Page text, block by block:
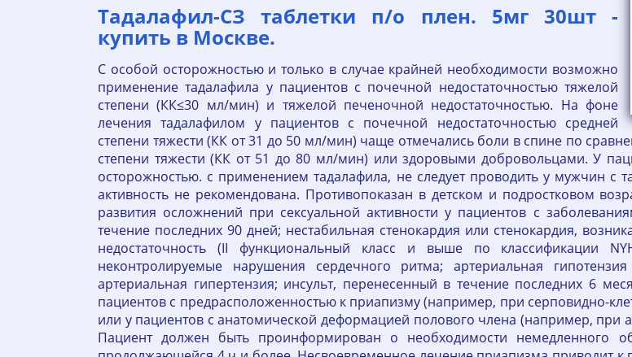
Тадалафил-СЗ таблетки п/о плен. 5мг 30шт -
купить в Москве.
С особой осторожностью и только в случае крайней необходимости возможно
применение тадалафила у пациентов с почечной недостаточностью тяжелой
степени (КК≤30 мл/мин) и тяжелой печеночной недостаточностью. На фоне
лечения тадалафилом у пациентов с почечной недостаточностью средней
степени тяжести (КК от 31 до 50 мл/мин) чаще отмечались боли в спине по
степени тяжести (КК от 51 до 80 мл/мин) или здоровыми добровольцами. У
осторожностью. с применением тадалафила, не следует проводить у мужчин с
активность не рекомендована. Противопоказан в детском и подростковом
развития осложнений при сексуальной активности у пациентов с
течение последних 90 дней; нестабильная стенокардия или стенокардия,
недостаточность (II функциональный класс и выше по классификации
неконтролируемые нарушения сердечного ритма; артериальная
артериальная гипертензия; инсульт, перенесенный в течение последних 6
пациентов с предрасположенностью к приапизму (например, при серповидно-
или у пациентов с анатомической деформацией полового члена (например,
Пациент должен быть проинформирован о необходимости немедленного